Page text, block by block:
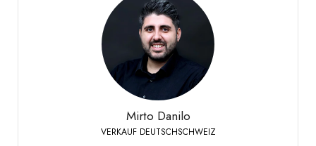
Mirto Danilo
VERKAUF DEUTSCHSCHWEIZ
Mirto Danilo
VERKAUF DEUTSCHSCHWEIZ
Telefon:
+41 79 958 65 00